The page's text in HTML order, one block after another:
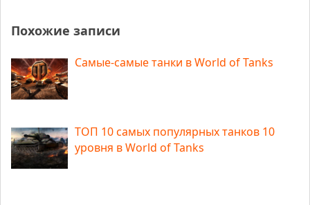
Похожие записи
Самые-самые танки в World of Tanks
ТОП 10 самых популярных танков 10
уровня в World of Tanks